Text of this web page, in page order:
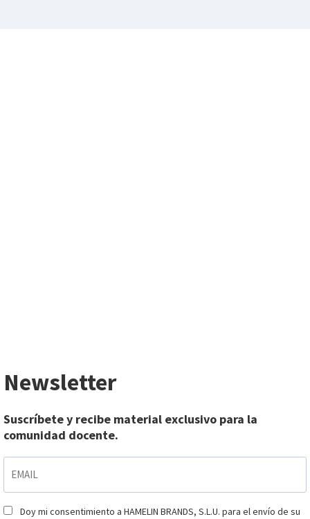
Newsletter
Suscríbete y recibe material exclusivo para la
comunidad docente.
Consentimiento*
Doy mi consentimiento a HAMELIN BRANDS, S.L.U. para el envío de su